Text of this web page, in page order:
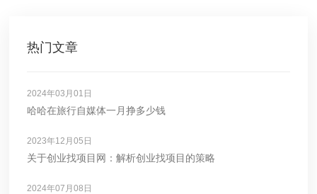
热门文章
2024年03月01日
哈哈在旅行自媒体一月挣多少钱
2023年12月05日
关于创业找项目网：解析创业找项目的策略
2024年07月08日